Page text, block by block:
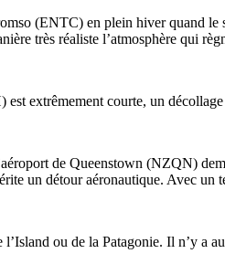
(ENTC) en plein hiver quand
très réaliste l’atmosphère qui
extrêmement courte, un
de Queenstown (NZQN)
un détour aéronautique. Avec
ou de la Patagonie. Il n’y a